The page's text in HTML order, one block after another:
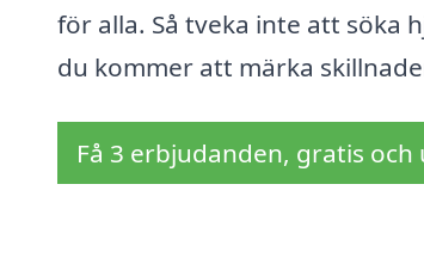
för alla. Så tveka inte att söka
du kommer att märka
Få 3 erbjudanden, gratis